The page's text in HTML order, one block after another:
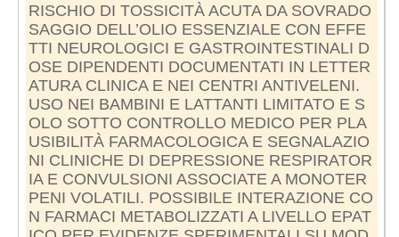
RISCHIO DI TOSSICITÀ ACUTA DA SOVRADO
SAGGIO DELL’OLIO ESSENZIALE CON EFFE
TTI NEUROLOGICI E GASTROINTESTINALI D
OSE DIPENDENTI DOCUMENTATI IN LETTER
ATURA CLINICA E NEI CENTRI ANTIVELENI.
USO NEI BAMBINI E LATTANTI LIMITATO E S
OLO SOTTO CONTROLLO MEDICO PER PLA
USIBILITÀ FARMACOLOGICA E SEGNALAZIO
NI CLINICHE DI DEPRESSIONE RESPIRATOR
IA E CONVULSIONI ASSOCIATE A MONOTER
PENI VOLATILI. POSSIBILE INTERAZIONE CO
N FARMACI METABOLIZZATI A LIVELLO EPAT